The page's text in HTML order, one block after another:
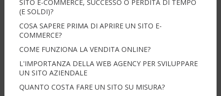
SITO E-COMMERCE, SUCCESSO O PERDITA DI TEMPO
(E SOLDI)?
COSA SAPERE PRIMA DI APRIRE UN SITO E-
COMMERCE?
COME FUNZIONA LA VENDITA ONLINE?
L'IMPORTANZA DELLA WEB AGENCY PER SVILUPPARE
UN SITO AZIENDALE
QUANTO COSTA FARE UN SITO SU MISURA?